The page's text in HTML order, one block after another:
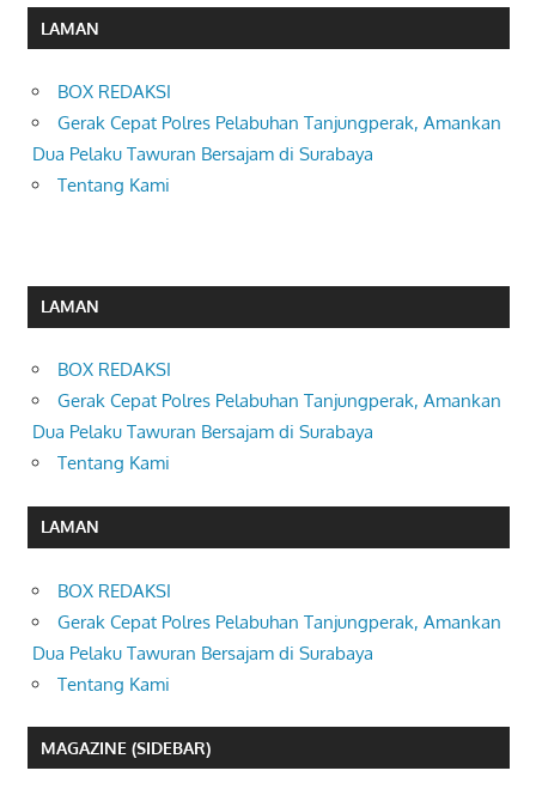
LAMAN
BOX REDAKSI
Gerak Cepat Polres Pelabuhan Tanjungperak, Amankan
Dua Pelaku Tawuran Bersajam di Surabaya
Tentang Kami
LAMAN
BOX REDAKSI
Gerak Cepat Polres Pelabuhan Tanjungperak, Amankan
Dua Pelaku Tawuran Bersajam di Surabaya
Tentang Kami
LAMAN
BOX REDAKSI
Gerak Cepat Polres Pelabuhan Tanjungperak, Amankan
Dua Pelaku Tawuran Bersajam di Surabaya
Tentang Kami
MAGAZINE (SIDEBAR)